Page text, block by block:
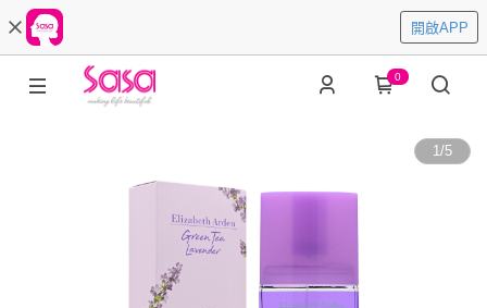
開啟APP
0
1/5